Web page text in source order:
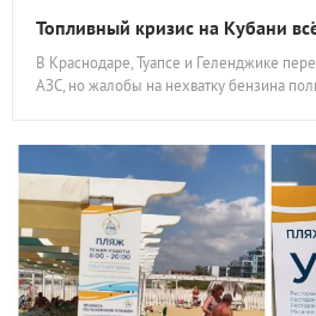
Топливный кризис на Кубани
В Краснодаре, Туапсе и Геленджике
АЗС, но жалобы на нехватку бензина